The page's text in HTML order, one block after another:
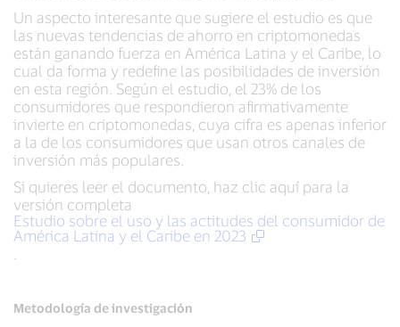
Un aspecto interesante que sugiere el estudio es que
las nuevas tendencias de ahorro en criptomonedas
están ganando fuerza en América Latina y el Caribe, lo
cual da forma y redefine las posibilidades de inversión
en esta región. Según el estudio, el 23% de los
consumidores que respondieron afirmativamente
invierte en criptomonedas, cuya cifra es apenas inferior
a la de los consumidores que usan otros canales de
inversión más populares.
Si quieres leer el documento, haz clic aquí para la
versión completa
Estudio sobre el uso y las actitudes del consumidor de
América Latina y el Caribe en 2023
Metodología de investigación